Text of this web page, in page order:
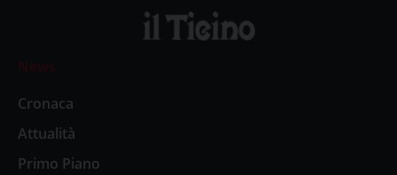
News
Cronaca
Attualità
Primo Piano